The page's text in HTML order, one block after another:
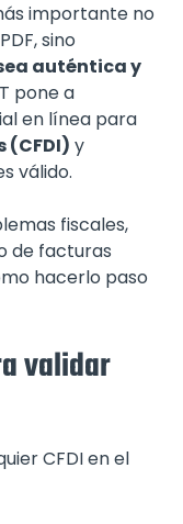
importante no
sino
auténtica y
pone a
en línea para
y
válido.
fiscales,
de facturas
hacerlo paso
validar
CFDI en el